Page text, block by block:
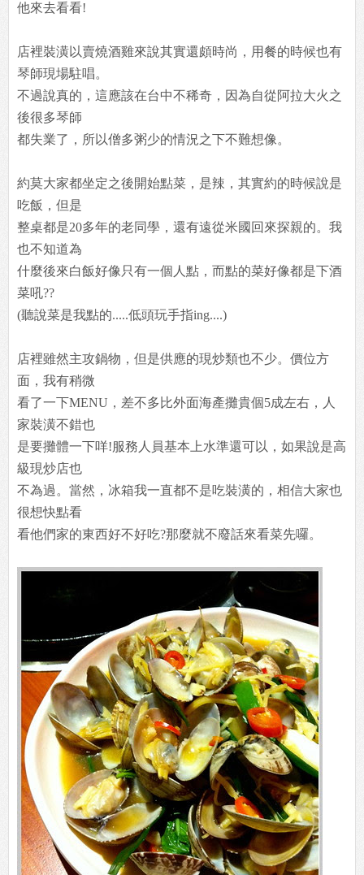
他來去看看!
店裡裝潢以賣燒酒雞來說其實還頗時尚，用餐的時候也有
琴師現場駐唱。
不過說真的，這應該在台中不稀奇，因為自從阿拉大火之
後很多琴師
都失業了，所以僧多粥少的情況之下不難想像。
約莫大家都坐定之後開始點菜，是辣，其實約的時候說是
吃飯，但是
整桌都是20多年的老同學，還有遠從米國回來探親的。我
也不知道為
什麼後來白飯好像只有一個人點，而點的菜好像都是下酒
菜吼??
(聽說菜是我點的.....低頭玩手指ing....)
店裡雖然主攻鍋物，但是供應的現炒類也不少。價位方
面，我有稍微
看了一下MENU，差不多比外面海產攤貴個5成左右，人
家裝潢不錯也
是要攤體一下咩!服務人員基本上水準還可以，如果說是高
級現炒店也
不為過。當然，冰箱我一直都不是吃裝潢的，相信大家也
很想快點看
看他們家的東西好不好吃?那麼就不廢話來看菜先囉。